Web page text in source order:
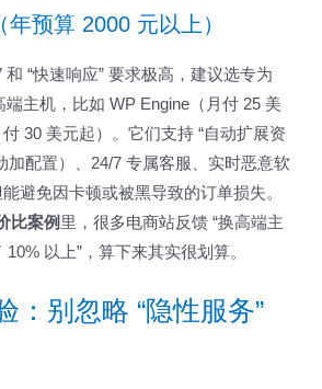
预算 2000 元以上）
和 “快速响应” 要求极高，建议选专为
主机，比如 WP Engine（月付 25 美
30 美元起）。它们支持 “自动扩展资
加配置）、24/7 专属客服、实时恶意软
避免因卡顿或被黑导致的订单损失。
比案例 里，很多电商站反馈 “换高端主
10% 以上”，算下来其实很划算。
：别忽略 “隐性服务”